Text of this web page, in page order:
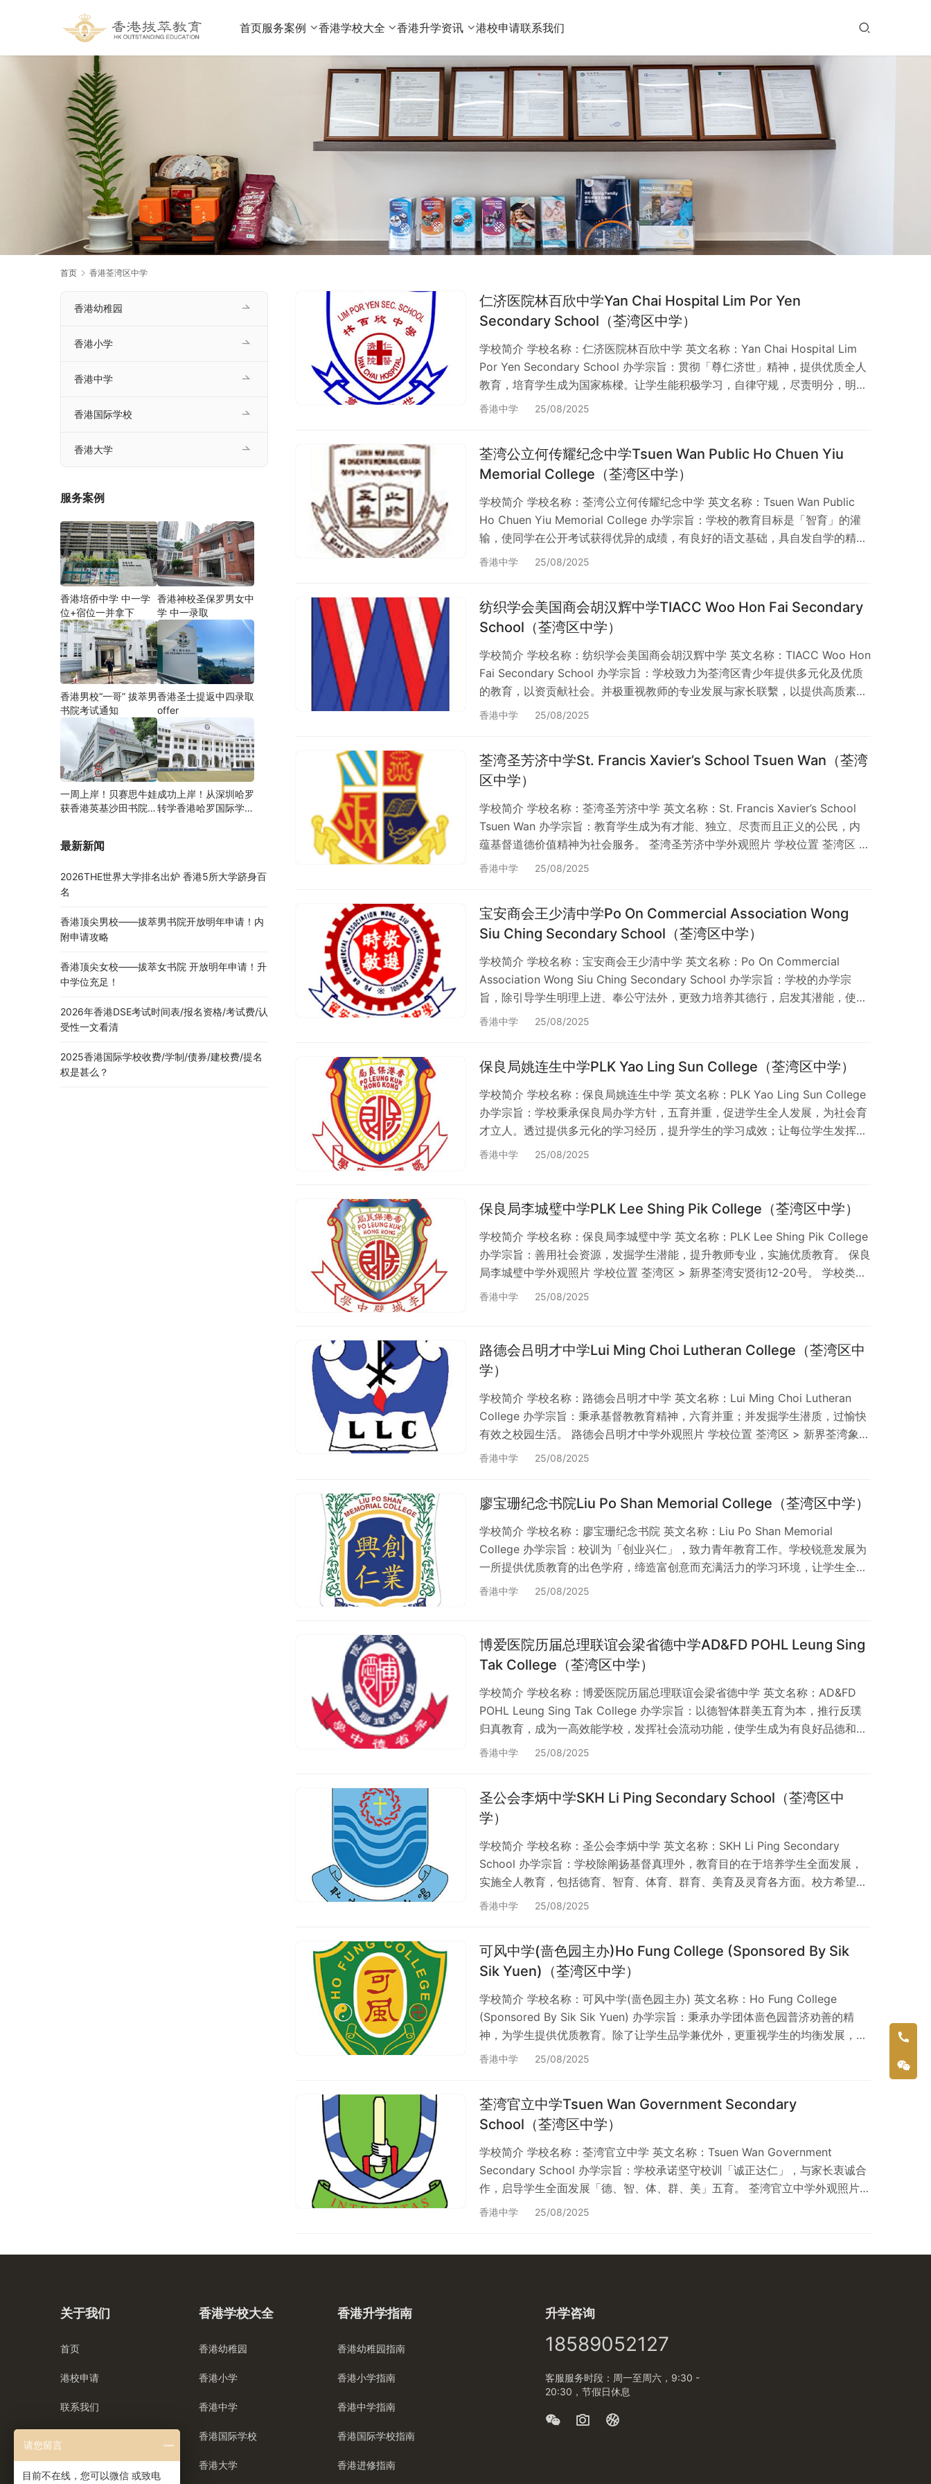
首页服务案例 香港学校大全 香港升学资讯 港校申请联系我们
首页 香港荃湾区中学
仁济医院林百欣中学Yan Chai Hospital Lim Por Yen
Secondary School（荃湾区中学）
学校简介 学校名称：仁济医院林百欣中学 英文名称：Yan Chai Hospital Lim
Por Yen Secondary School 办学宗旨：贯彻「尊仁济世」精神，提供优质全人
教育，培育学生成为国家栋樑。让学生能积极学习，自律守规，尽责明分，明辨
是非，尊重别人。 仁济医院林百欣中学外观照片 学校位置 荃湾区 > 荃湾荃景围
香港中学 25/08/2025
荃湾公立何传耀纪念中学Tsuen Wan Public Ho Chuen Yiu
Memorial College（荃湾区中学）
学校简介 学校名称：荃湾公立何传耀纪念中学 英文名称：Tsuen Wan Public
Ho Chuen Yiu Memorial College 办学宗旨：学校的教育目标是「智育」的灌
输，使同学在公开考试获得优异的成绩，有良好的语文基础，具自发自学的精
神，继而提倡「德育」，使学生接受中国传统文化的薰陶，爱护社会，服务社
间资助中学，佔整体…
香港中学 25/08/2025
纺织学会美国商会胡汉辉中学TIACC Woo Hon Fai Secondary
School（荃湾区中学）
学校简介 学校名称：纺织学会美国商会胡汉辉中学 英文名称：TIACC Woo Hon
Fai Secondary School 办学宗旨：学校致力为荃湾区青少年提供多元化及优质
的教育，以资贡献社会。并极重视教师的专业发展与家长联繫，以提供高质素的
学校教育。 胡汉辉中学外观照片 学校位置 荃湾区 > 新界荃湾安贤街7号。 学校
详述。 创…
香港中学 25/08/2025
荃湾圣芳济中学St. Francis Xavier’s School Tsuen Wan（荃湾
区中学）
学校简介 学校名称：荃湾圣芳济中学 英文名称：St. Francis Xavier’s School
Tsuen Wan 办学宗旨：教育学生成为有才能、独立、尽责而且正义的公民，内
蕴基督道德价值精神为社会服务。 荃湾圣芳济中学外观照片 学校位置 荃湾区 >
新界荃湾咸田街60-64号。 学校类别 资助、男校、天主教；位于荃湾区香港有
香港中学 25/08/2025
宝安商会王少清中学Po On Commercial Association Wong
Siu Ching Secondary School（荃湾区中学）
学校简介 学校名称：宝安商会王少清中学 英文名称：Po On Commercial
Association Wong Siu Ching Secondary School 办学宗旨：学校的办学宗
旨，除引导学生明理上进、奉公守法外，更致力培养其德行，启发其潜能，使成
学行俱优，才德兼备的人材，将来贡献社会，造福人群。 王少清中学外观照片
香港中学 25/08/2025
保良局姚连生中学PLK Yao Ling Sun College（荃湾区中学）
学校简介 学校名称：保良局姚连生中学 英文名称：PLK Yao Ling Sun College
办学宗旨：学校秉承保良局办学方针，五育并重，促进学生全人发展，为社会育
才立人。透过提供多元化的学习经历，提升学生的学习成效；让每位学生发挥个
人潜能，各展所长。 保良局姚连生中学外观照片 学校位置 荃湾区 > 新界荃湾石
全港中学分布详述。…
香港中学 25/08/2025
保良局李城璧中学PLK Lee Shing Pik College（荃湾区中学）
学校简介 学校名称：保良局李城璧中学 英文名称：PLK Lee Shing Pik College
办学宗旨：善用社会资源，发掘学生潜能，提升教师专业，实施优质教育。 保良
局李城璧中学外观照片 学校位置 荃湾区 > 新界荃湾安贤街12-20号。 学校类别
资助、男女校；位于荃湾区香港有 360 间资助中学，佔整体约 78%；香港有
香港中学 25/08/2025
路德会吕明才中学Lui Ming Choi Lutheran College（荃湾区中
学）
学校简介 学校名称：路德会吕明才中学 英文名称：Lui Ming Choi Lutheran
College 办学宗旨：秉承基督教教育精神，六育并重；并发掘学生潜质，过愉快
有效之校园生活。 路德会吕明才中学外观照片 学校位置 荃湾区 > 新界荃湾象山
邨。 学校类别 资助、男女校、基督教；位于荃湾区香港有 360 间资助中学，佔
史 1…
香港中学 25/08/2025
廖宝珊纪念书院Liu Po Shan Memorial College（荃湾区中学）
学校简介 学校名称：廖宝珊纪念书院 英文名称：Liu Po Shan Memorial
College 办学宗旨：校训为「创业兴仁」，致力青年教育工作。学校锐意发展为
一所提供优质教育的出色学府，缔造富创意而充满活力的学习环境，让学生全面
发展，建立崇高的价值观，并透过愉快学习发挥个人的潜能。 廖宝珊纪念书院外
学，佔整体约 85%；…
香港中学 25/08/2025
博爱医院历届总理联谊会梁省德中学AD&FD POHL Leung Sing
Tak College（荃湾区中学）
学校简介 学校名称：博爱医院历届总理联谊会梁省德中学 英文名称：AD&FD
POHL Leung Sing Tak College 办学宗旨：以德智体群美五育为本，推行反璞
归真教育，成为一高效能学校，发挥社会流动功能，使学生成为有良好品德和文
化修养的青年，为香港特区和国家服务。 梁省德中学外观照片 学校位置 荃湾区
学分布…
香港中学 25/08/2025
圣公会李炳中学SKH Li Ping Secondary School（荃湾区中
学）
学校简介 学校名称：圣公会李炳中学 英文名称：SKH Li Ping Secondary
School 办学宗旨：学校除阐扬基督真理外，教育目的在于培养学生全面发展，
实施全人教育，包括德育、智育、体育、群育、美育及灵育各方面。校方希望学
生能坦诚、自律、明辨是非、有爱心、有目标、有适应力，对个人、家庭、学校
于荃湾区香港有 360 间资助中学，…
香港中学 25/08/2025
可风中学(啬色园主办)Ho Fung College (Sponsored By Sik
Sik Yuen)（荃湾区中学）
学校简介 学校名称：可风中学(啬色园主办) 英文名称：Ho Fung College
(Sponsored By Sik Sik Yuen) 办学宗旨：秉承办学团体啬色园普济劝善的精
神，为学生提供优质教育。除了让学生品学兼优外，更重视学生的均衡发展，俾
其思维、能力、体魄和气质风度等均能兼善。 可风中学外观照片 学校位置 荃湾
85%…
香港中学 25/08/2025
荃湾官立中学Tsuen Wan Government Secondary
School（荃湾区中学）
学校简介 学校名称：荃湾官立中学 英文名称：Tsuen Wan Government
Secondary School 办学宗旨：学校承诺坚守校训「诚正达仁」，与家长衷诚合
作，启导学生全面发展「德、智、体、群、美」五育。 荃湾官立中学外观照片
学校位置 荃湾区 > 新界荃湾海坝街70号。 学校类别 官立、男女校；位于荃湾
香港中学 25/08/2025
香港幼稚园
香港小学
香港中学
香港国际学校
香港大学
服务案例
香港培侨中学 中一学
位+宿位一并拿下
香港神校圣保罗男女中
学 中一录取
香港男校“一哥” 拔萃男
书院考试通知
香港圣士提返中四录取
offer
一周上岸！贝赛思牛娃
获香港英基沙田书院录
成功上岸！从深圳哈罗
转学香港哈罗国际学
最新新闻
2026THE世界大学排名出炉 香港5所大学跻身百
名
香港顶尖男校——拔萃男书院开放明年申请！内
附申请攻略
香港顶尖女校——拔萃女书院 开放明年申请！升
中学位充足！
2026年香港DSE考试时间表/报名资格/考试费/认
受性一文看清
2025香港国际学校收费/学制/债券/建校费/提名
权是甚么？
关于我们
首页
港校申请
联系我们
香港学校大全
香港幼稚园
香港小学
香港中学
香港国际学校
香港大学
香港升学指南
香港幼稚园指南
香港小学指南
香港中学指南
香港国际学校指南
香港进修指南
升学咨询
18589052127
客服服务时段：周一至周六，9:30 -
20:30，节假日休息
请您留言
目前不在线，您可以微信 或致电